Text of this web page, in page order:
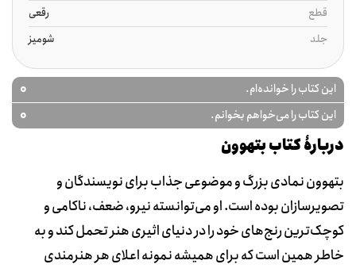
قطع
رقعی
جلد
شومیز
این کتاب را خوانده‌ام. 0
این کتاب را می‌خواهم بخوانم. 0
دربارۀ کتاب بتهوون
بتهوون نمادی بزرگ و موضوعی جذاب برای نویسندگان و
تصویرسازان بوده است. او می‌توانسته نیرو، ضعف، ناکامی و
کوچک‌ترین رنج‌های خود را در دنیای اثیری هنر تحمل کند و به
خاطر همین است که برای همیشه نمونه اعلای هر هنرمندی